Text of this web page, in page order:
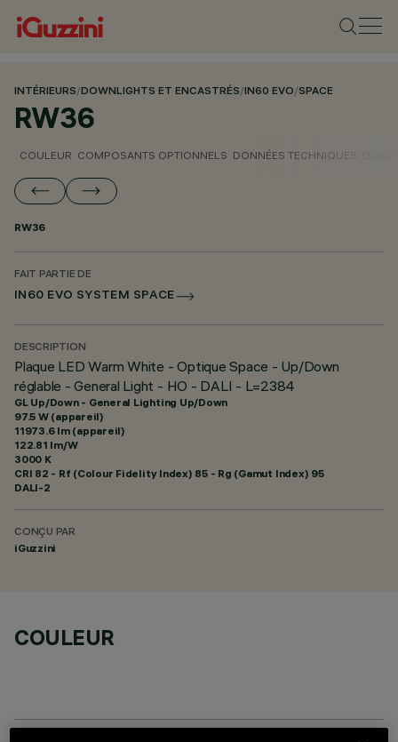
INTÉRIEURS/DOWNLIGHTS ET ENCASTRÉS/IN60 EVO/SPACE
RW36
COULEUR COMPOSANTS OPTIONNELS DONNÉES TECHNIQUES
RW36
FAIT PARTIE DE
IN60 EVO SYSTEM SPACE
DESCRIPTION
Plaque LED Warm White - Optique Space - Up/Down
réglable - General Light - HO - DALI - L=2384
GL Up/Down - General Lighting Up/Down
97.5 W (appareil)
11973.6 lm (appareil)
122.81 lm/W
3000 K
CRI 82 - Rf (Colour Fidelity Index) 85 - Rg (Gamut Index) 95
DALI-2
CONÇU PAR
iGuzzini
COULEUR